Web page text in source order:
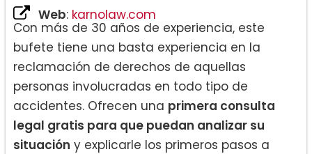
Web: karnolaw.com
Con más de 30 años de experiencia, este
bufete tiene una basta experiencia en la
reclamación de derechos de aquellas
personas involucradas en todo tipo de
accidentes. Ofrecen una primera consulta
legal gratis para que puedan analizar su
situación y explicarle los primeros pasos a